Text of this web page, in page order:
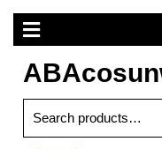
Skip
content
Open
Menu
for: